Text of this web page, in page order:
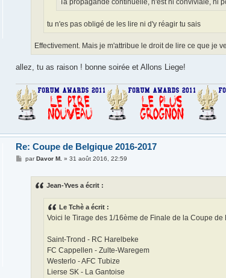
Ta propagande continuelle, n'est ni conviviale, ni
tu n'es pas obligé de les lire ni d'y réagir tu sais
Effectivement. Mais je m'attribue le droit de lire ce que je
allez, tu as raison ! bonne soirée et Allons Liege!
Re: Coupe de Belgique 2016-2017
MparDavor M. »31 août 2016, 22:59
Jean-Yves a écrit :
Le Tchè a écrit :
Voici le Tirage des 1/16ème de Finale de la Coupe de
Saint-Trond - RC Harelbeke
FC Cappellen - Zulte-Waregem
Westerlo - AFC Tubize
Lierse SK - La Gantoise